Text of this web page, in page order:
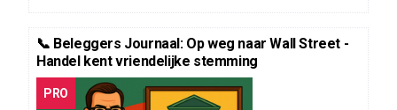
📞 Beleggers Journaal: Op weg naar Wall Street -
Handel kent vriendelijke stemming
PRO